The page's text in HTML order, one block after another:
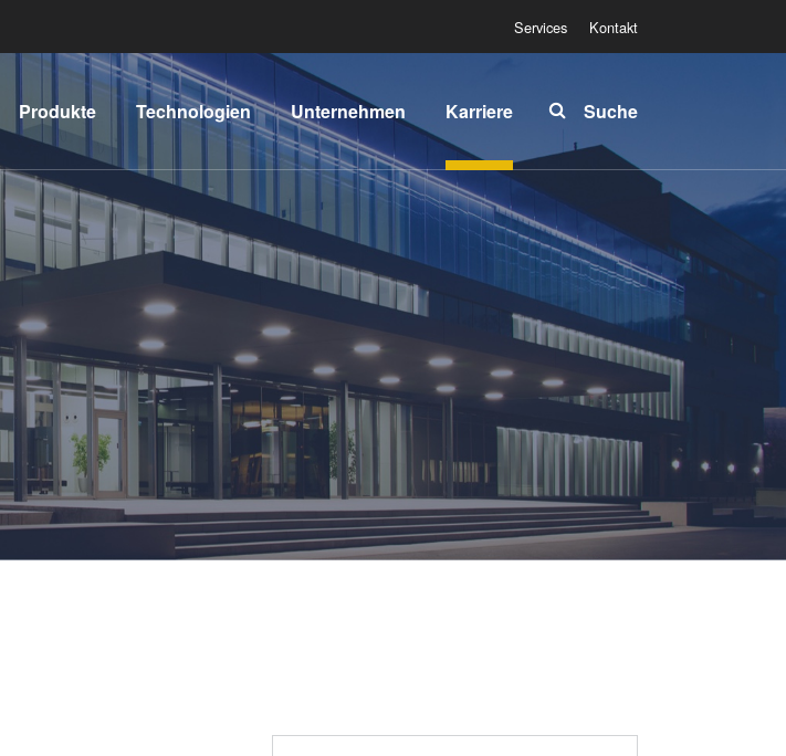
Services Kontakt
Produkte
Lithographie
Nanopräge-
Bonding
Metrologie
Dienstleistungen
Prozessentwicklung
Technologien
IR LayerRelease™
Technology
MLE™ - Maskless
Exposure
Technologie
Nanopräge-
Lithographie (NIL) -
Wafer-Level Optics
Optische
Lithographie
Unternehmen
Über EVG
Globale
Präsenz
News und
Presse
Events
Lieferanten
und
Partner
R&D
Karriere
INSIDER-Jobs
Arbeitsbereiche
INSIDER-
INSIDER
Infos für
Schulen,
Schüler und
Suche